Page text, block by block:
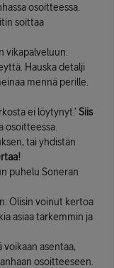
osoitteessa.
soittaa
vikapalveluun.
Hauska detalji
mennä perille.
ei löytynyt.’ Siis
osoitteessa.
tai yhdistän
puhelu Soneran
Olisin voinut kertoa
asiaa tarkemmin ja
asentaa,
osoitteeseen.